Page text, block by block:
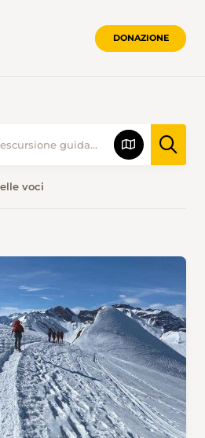
DONAZIONE
voci